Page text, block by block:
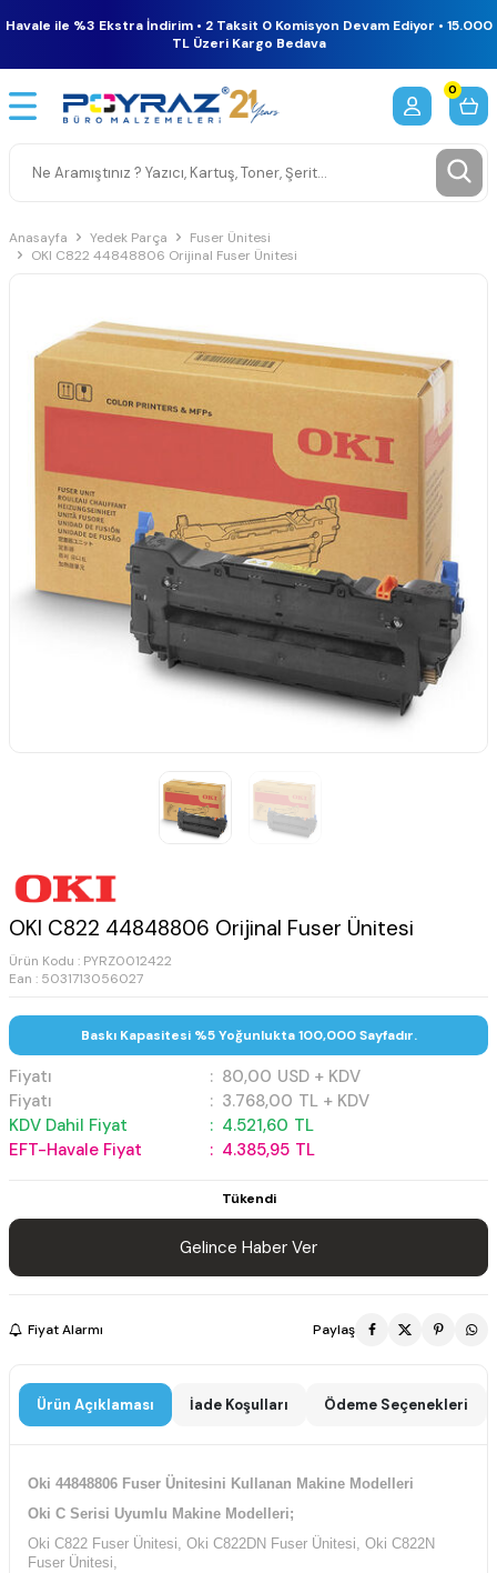
Havale ile %3 Ekstra İndirim • 2 Taksit 0 Komisyon Devam Ediyor • 15.000
TL Üzeri Kargo Bedava
0
Anasayfa Yedek Parça
Fuser Ünitesi
OKI C822 44848806 Orijinal Fuser Ünitesi
OKI C822 44848806 Orijinal Fuser Ünitesi
Ürün Kodu : PYRZ0012422
Ean : 5031713056027
Baskı Kapasitesi %5 Yoğunlukta 100,000 Sayfadır.
Fiyatı : 80,00 USD + KDV
Fiyatı
: 3.768,00 TL + KDV
KDV Dahil Fiyat
: 4.521,60 TL
EFT-Havale Fiyat
: 4.385,95 TL
Tükendi
Gelince Haber Ver
Fiyat Alarmı Paylaş
Ürün Açıklaması İade Koşulları Ödeme Seçenekleri
Oki 44848806 Fuser Ünitesini Kullanan Makine Modelleri
Oki C Serisi Uyumlu Makine Modelleri;
Oki C822 Fuser Ünitesi, Oki C822DN Fuser Ünitesi, Oki C822N
Fuser Ünitesi,